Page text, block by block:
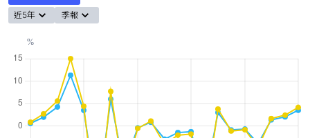
近5年 季報